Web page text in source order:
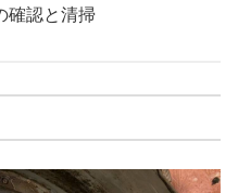
確認と清掃